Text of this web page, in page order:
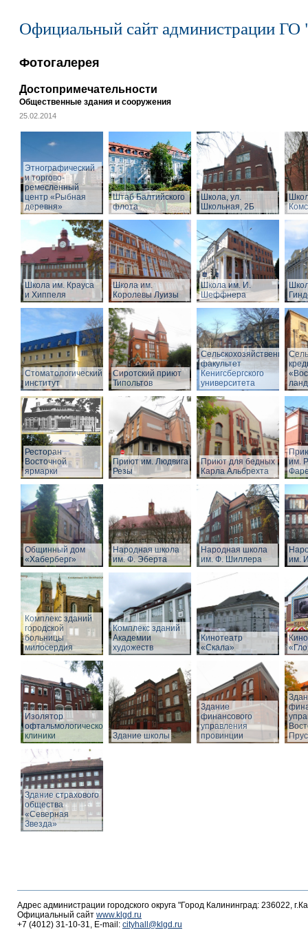
Официальный сайт администрации ГО
Фотогалерея
Достопримечательности
Общественные здания и сооружения
25.02.2014
Этнографический
и торгово-
ремесленный
центр «Рыбная
деревня»
Штаб Балтийского
флота
Школа, ул.
Школьная, 2Б
Школа им. Крауса
и Хиппеля
Школа им.
Королевы Луизы
Школа им. И.
Шеффнера
Стоматологический
институт
Сиротский приют
Типольтов
Сельскохозяйственный
факультет
Кенигсбергского
университета
Ресторан
Восточной
ярмарки
Приют им. Людвига
Резы
Приют для бедных
Карла Альбрехта
им.
Общинный дом
«Хаберберг»
Народная школа
им. Ф. Эберта
Народная школа
им. Ф. Шиллера
им.
Комплекс зданий
городской
больницы
милосердия
Комплекс зданий
Академии
художеств
Кинотеатр
«Скала»
Изолятор
офтальмологической
клиники
Здание школы
Здание
финансового
управления
провинции
Здание страхового
общества
«Северная
Звезда»
Адрес администрации городского округа "Город Калининград: 236022,
Официальный сайт www.klgd.ru
+7 (4012) 31-10-31, E-mail: cityhall@klgd.ru